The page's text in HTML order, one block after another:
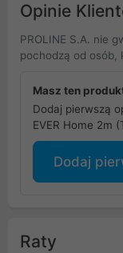
Opinie
PROLINE S.A. nie
pochodzą od osób,
Masz ten
Dodaj pierwszą
EVER Home 2m
Dodaj
Raty